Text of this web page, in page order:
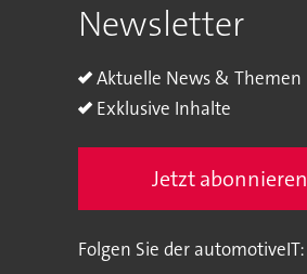
Newsletter
Aktuelle News & Themen
Exklusive Inhalte
Jetzt abonnieren
Folgen Sie der automotiveIT: